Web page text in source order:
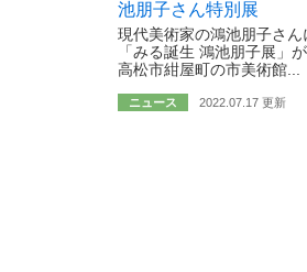
池朋子さん特別展
現代美術家の鴻池朋子さん
「みる誕生 鴻池朋子展」
高松市紺屋町の市美術館...
ニュース 2022.07.17 更新